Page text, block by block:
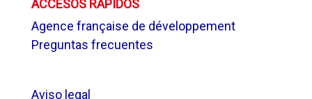
ACCESOS RÁPIDOS
Agence française de développement
Preguntas frecuentes
Aviso legal